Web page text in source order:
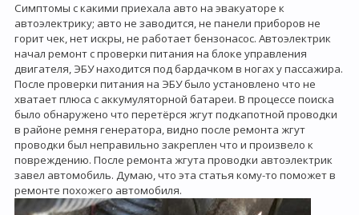
Симптомы с какими приехала авто на эвакуаторе к
автоэлектрику; авто не заводится, не панели приборов не
горит чек, нет искры, не работает бензонасос. Автоэлектрик
начал ремонт с проверки питания на блоке управления
двигателя, ЭБУ находится под бардачком в ногах у пассажира.
После проверки питания на ЭБУ было установлено что не
хватает плюса с аккумуляторной батареи. В процессе поиска
было обнаружено что перетёрся жгут подкапотной проводки
в районе ремня генератора, видно после ремонта жгут
проводки был неправильно закреплен что и произвело к
повреждению. После ремонта жгута проводки автоэлектрик
завел автомобиль. Думаю, что эта статья кому-то поможет в
ремонте похожего автомобиля.